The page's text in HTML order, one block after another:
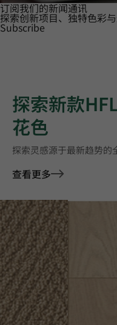
订阅我们的新闻通讯
探索创新项目、独特色彩
Subscribe
探索新款
花色
探索灵感源于最新趋势的
查看更多